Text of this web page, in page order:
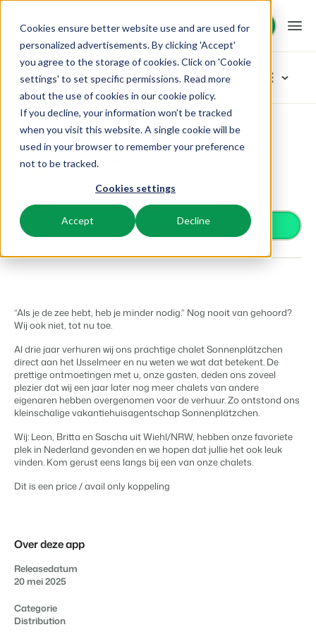
Cookies ensure better website use and are used for
personalized advertisements. By clicking 'Accept'
you agree to the storage of cookies. Click on 'Cookie
settings' to set specific permissions. Read more
about the use of cookies in our cookie policy.
If you decline, your information won’t be tracked
when you visit this website. A single cookie will be
used in your browser to remember your preference
not to be tracked.
Cookies settings
Accept Decline
Demo aanvragen
Demo aanvragen
Platform
BEX PMS
Reserveringssysteem
Beheer alle back office processen.
Adverteer jouw aanbod op een mix van kanalen.
Integreer jouw favoriete apps en tools.
Business Intelligence
Maak betere keuzes op basis van data.
Eigenaren Management
Bied transparantie aan eigenaren.
Website Integratie
Heb je al een website? Integratie is mogelijk.
Overstappen naar BEX
BEX CMS
Verhuurwebsite
Oplossingen
Booking Experts voor:
Villa's, bungalows, chalets en boomhutten.
Hotelkamers, appartementen, B&Bs en pensions.
Ski-, spa-, duik- en golfresorts.
Campings
Kampeerplaatsen, glamping tenten en caravans.
Concerns & Groepen
Ketens en individuele merken.
Verhuurorganisaties
Exclusieve verhuur en resellers.
Projectontwikkelaars
Kleinschalige recreatiebedrijven
Vakantieboerderijen, appartementen en boetiekhotels
Resources
Kennis
BEX Educate | Pro
Blijven leren, blijven leiden in de recreatie.
Lees over trends in de sector en krijg tips.
Ervaringen
Ervaringen van onze gebruikers.
Kom in contact
Customer Success
Krijg antwoord op jouw vragen.
Ontwikkel jouw oplossing met onze open API.
Overstappen naar BEX
Partners
Prijzen
Klantverhalen
Voor vakantieparken
Voor campings
Overstappen naar BEX
Login
Prijzen
NL
App Store
Blader door de categorieën
Toegangscontrole
Betaalproviders
Ontvang betalingen
Distributie
Plaats je aanbod op een mix van kanalen
Gasttechnologie
Content Management
Integreer met elk CMS
Facility Management
Stroomlijn je processen
Revenue Management
Optimaliseer jouw prijsbeleid
Compliance
Zorgeloos zaken doen volgens wetgeving
Boekhouding
Houd de boeken in balans
Kassasystemen
Energiesystemen
Houd het energieverbruik in de gaten
Mis je een app?
App Store Distribution Sonnenplätzchen
Sonnenplätzchen
Bied jouw accommodatie aan op Sonnenplätzchen
Install app
“Als je de zee hebt, heb je minder nodig.” Nog nooit van gehoord?
Wij ook niet, tot nu toe.
Al drie jaar verhuren wij ons prachtige chalet Sonnenplätzchen
direct aan het IJsselmeer en nu weten we wat dat betekent. De
prettige ontmoetingen met u, onze gasten, deden ons zoveel
plezier dat wij een jaar later nog meer chalets van andere
eigenaren hebben overgenomen voor de verhuur. Zo ontstond ons
kleinschalige vakantiehuisagentschap Sonnenplätzchen.
Wij: Leon, Britta en Sascha uit Wiehl/NRW, hebben onze favoriete
plek in Nederland gevonden en we hopen dat jullie het ook leuk
vinden. Kom gerust eens langs bij een van onze chalets.
Dit is een price / avail only koppeling
Over deze app
Releasedatum
20 mei 2025
Categorie
Distribution